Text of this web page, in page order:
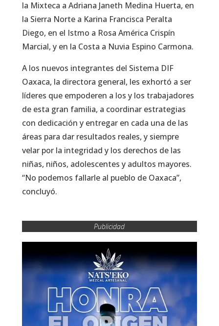
la Mixteca a Adriana Janeth Medina Huerta, en
la Sierra Norte a Karina Francisca Peralta
Diego, en el Istmo a Rosa América Crispín
Marcial, y en la Costa a Nuvia Espino Carmona.
A los nuevos integrantes del Sistema DIF
Oaxaca, la directora general, les exhortó a ser
líderes que empoderen a los y los trabajadores
de esta gran familia, a coordinar estrategias
con dedicación y entregar en cada una de las
áreas para dar resultados reales, y siempre
velar por la integridad y los derechos de las
niñas, niños, adolescentes y adultos mayores.
“No podemos fallarle al pueblo de Oaxaca”,
concluyó.
Publicidad